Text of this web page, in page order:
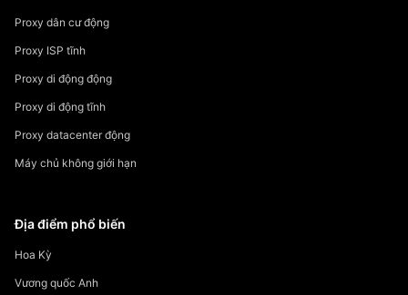
Proxy dân cư động
Proxy ISP tĩnh
Proxy di động động
Proxy di động tĩnh
Proxy datacenter động
Máy chủ không giới hạn
Địa điểm phổ biến
Hoa Kỳ
Vương quốc Anh